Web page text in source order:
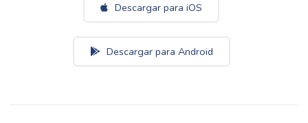
Descargar para iOS
Descargar para Android